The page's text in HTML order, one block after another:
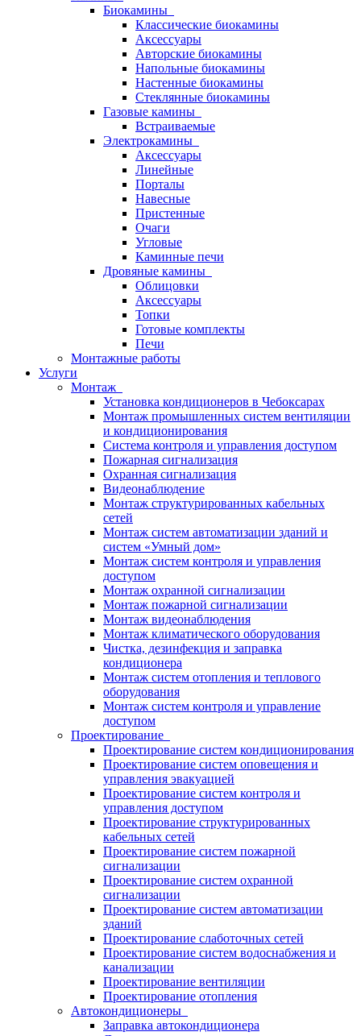
Биокамины
Классические биокамины
Аксессуары
Авторские биокамины
Напольные биокамины
Настенные биокамины
Стеклянные биокамины
Газовые камины
Встраиваемые
Электрокамины
Аксессуары
Линейные
Порталы
Навесные
Пристенные
Очаги
Угловые
Каминные печи
Дровяные камины
Облицовки
Аксессуары
Топки
Готовые комплекты
Печи
Монтажные работы
Услуги
Монтаж
Установка кондиционеров в Чебоксарах
Монтаж промышленных систем вентиляции
и кондиционирования
Система контроля и управления доступом
Пожарная сигнализация
Охранная сигнализация
Видеонаблюдение
Монтаж структурированных кабельных
сетей
Монтаж систем автоматизации зданий и
систем «Умный дом»
Монтаж систем контроля и управления
доступом
Монтаж охранной сигнализации
Монтаж пожарной сигнализации
Монтаж видеонаблюдения
Монтаж климатического оборудования
Чистка, дезинфекция и заправка
кондиционера
Монтаж систем отопления и теплового
оборудования
Монтаж систем контроля и управление
доступом
Проектирование
Проектирование систем кондиционирования
Проектирование систем оповещения и
управления эвакуацией
Проектирование систем контроля и
управления доступом
Проектирование структурированных
кабельных сетей
Проектирование систем пожарной
сигнализации
Проектирование систем охранной
сигнализации
Проектирование систем автоматизации
зданий
Проектирование слаботочных сетей
Проектирование систем водоснабжения и
канализации
Проектирование вентиляции
Проектирование отопления
Автокондиционеры
Заправка автокондиционера